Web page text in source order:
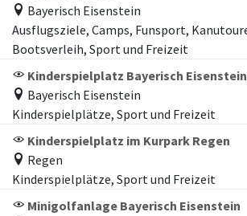
Bayerisch Eisenstein
Ausflugsziele, Camps, Funsport,
Bootsverleih, Sport und Freizeit
Kinderspielplatz Bayerisch Eisenstein
Bayerisch Eisenstein
Kinderspielplätze, Sport und Freizeit
Kinderspielplatz im Kurpark Regen
Regen
Kinderspielplätze, Sport und Freizeit
Minigolfanlage Bayerisch Eisenstein